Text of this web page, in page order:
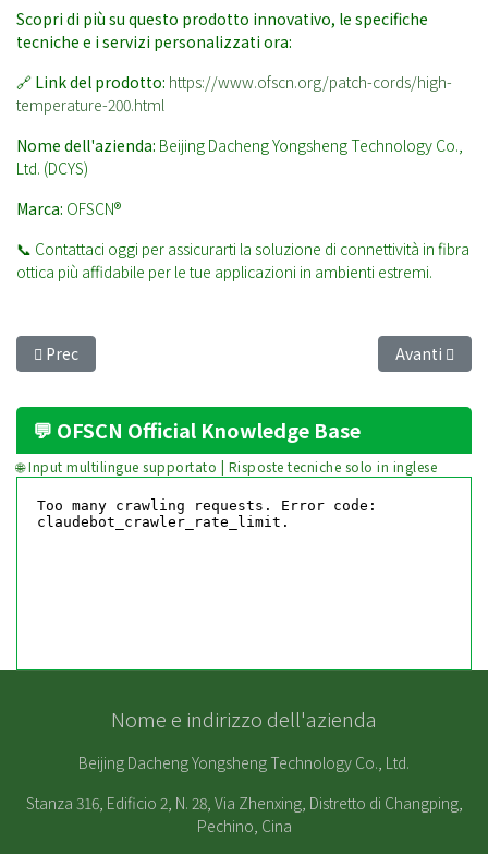
Scopri di più su questo prodotto innovativo, le specifiche
tecniche e i servizi personalizzati ora:
🔗 Link del prodotto: https://www.ofscn.org/patch-cords/high-
temperature-200.html
Nome dell'azienda: Beijing Dacheng Yongsheng Technology Co.,
Ltd. (DCYS)
Marca: OFSCN®
📞 Contattaci oggi per assicurarti la soluzione di connettività in fibra
ottica più affidabile per le tue applicazioni in ambienti estremi.
Articolo precedente: Fearless Against Crushing: Achieving
Prec Articolo
Avanti
💬 OFSCN Official Knowledge Base
🌐 Input multilingue supportato | Risposte tecniche solo in inglese
Nome e indirizzo dell'azienda
Beijing Dacheng Yongsheng Technology Co., Ltd.
Stanza 316, Edificio 2, N. 28, Via Zhenxing, Distretto di Changping,
Pechino, Cina